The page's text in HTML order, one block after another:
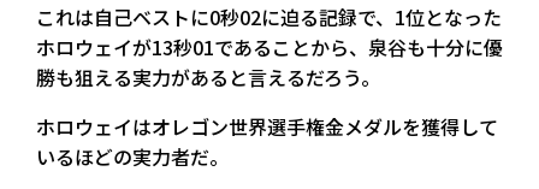
これは自己ベストに0秒02に迫る記録で、1位となった
ホロウェイが13秒01であることから、泉谷も十分に優
勝も狙える実力があると言えるだろう。
ホロウェイはオレゴン世界選手権金メダルを獲得して
いるほどの実力者だ。